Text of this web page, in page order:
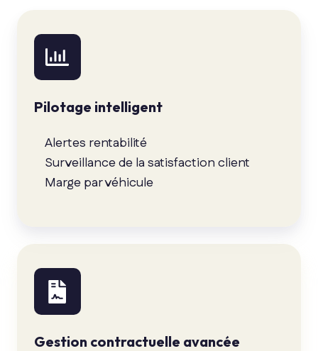
Pilotage intelligent
Alertes rentabilité
Surveillance de la satisfaction client
Marge par véhicule
Gestion contractuelle avancée